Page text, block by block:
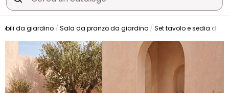
da giardino Sala da pranzo da giardino Set tavolo e sedia da